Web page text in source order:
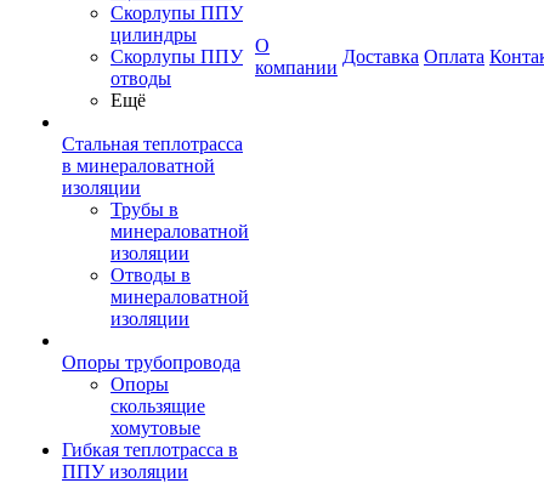
Скорлупы ППУ
цилиндры
Скорлупы ППУ
отводы
Ещё
Стальная теплотрасса
в минераловатной
изоляции
Трубы в
минераловатной
изоляции
Отводы в
минераловатной
изоляции
Опоры трубопровода
Опоры
скользящие
хомутовые
Гибкая теплотрасса в
ППУ изоляции
О
компании
Доставка Оплата